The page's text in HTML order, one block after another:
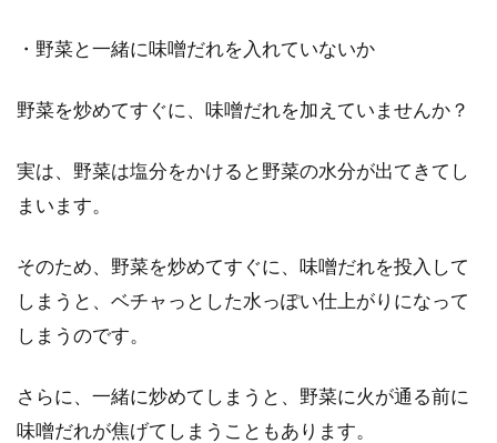
・野菜と一緒に味噌だれを入れていないか
野菜を炒めてすぐに、味噌だれを加えていませんか？
実は、野菜は塩分をかけると野菜の水分が出てきてし
まいます。
そのため、野菜を炒めてすぐに、味噌だれを投入して
しまうと、ベチャっとした水っぽい仕上がりになって
しまうのです。
さらに、一緒に炒めてしまうと、野菜に火が通る前に
味噌だれが焦げてしまうこともあります。